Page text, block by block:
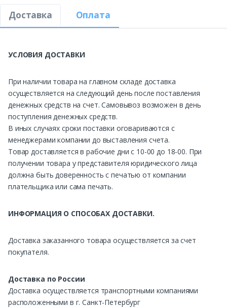
Доставка Оплата
УСЛОВИЯ ДОСТАВКИ
При наличии товара на главном складе доставка
осуществляется на следующий день после поставления
денежных средств на счет. Самовывоз возможен в день
поступления денежных средств.
В иных случаях сроки поставки оговариваются с
менеджерами компании до выставления счета.
Товар доставляется в рабочие дни с 10-00 до 18-00. При
получении товара у представителя юридического лица
должна быть доверенность с печатью от компании
плательщика или сама печать.
ИНФОРМАЦИЯ О СПОСОБАХ ДОСТАВКИ.
Доставка заказанного товара осуществляется за счет
покупателя.
Доставка по России
Доставка осуществляется транспортными компаниями
расположенными в г. Санкт-Петербург